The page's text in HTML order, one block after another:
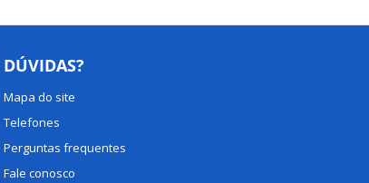
DÚVIDAS?
Mapa do site
Telefones
Perguntas frequentes
Fale conosco